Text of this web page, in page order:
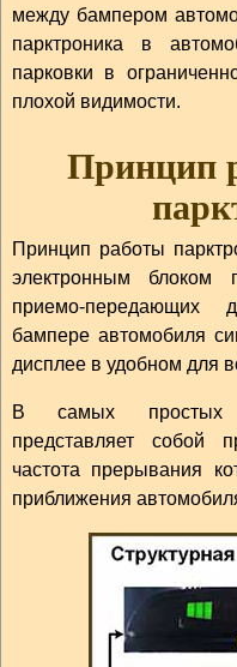
между бампером
парктроника в
парковки в
плохой видимости.
Принцип
Принцип работы
электронным блоком
приемо-передающих
бампере автомобиля
дисплее в удобном для
В самых простых
представляет собой
частота прерывания
приближения